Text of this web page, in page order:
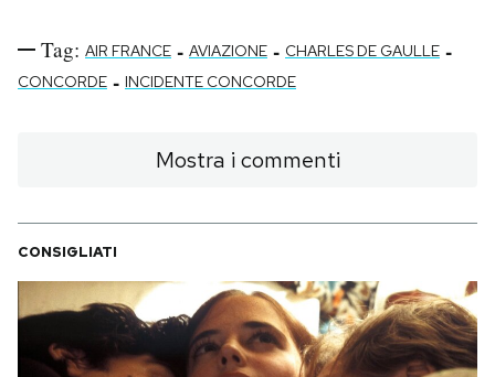
Tag: AIR FRANCE - AVIAZIONE - CHARLES DE GAULLE -
CONCORDE - INCIDENTE CONCORDE
Mostra i commenti
CONSIGLIATI